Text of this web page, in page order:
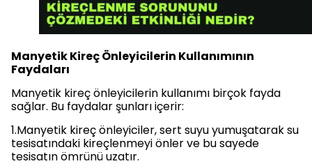
Manyetik Kireç Önleyicilerin Kullanımının
Faydaları
Manyetik kireç önleyicilerin kullanımı birçok fayda
sağlar. Bu faydalar şunları içerir:
1.Manyetik kireç önleyiciler, sert suyu yumuşatarak su
tesisatındaki kireçlenmeyi önler ve bu sayede
tesisatın ömrünü uzatır.